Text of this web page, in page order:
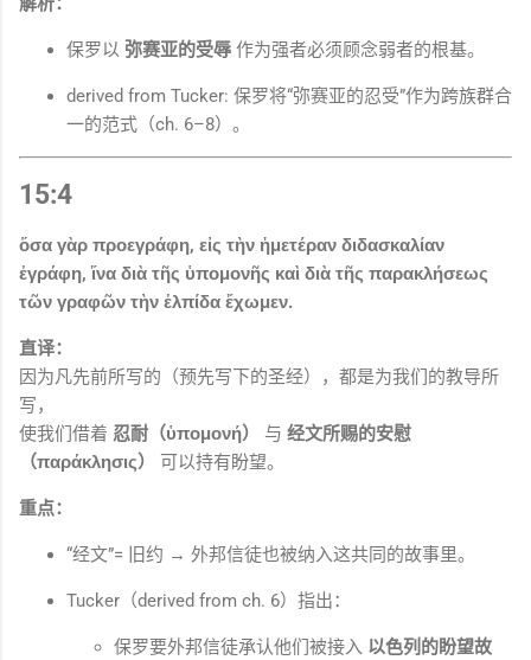
保罗以 弥赛亚的受辱 作为强者必须顾念弱者的根基。
derived from Tucker: 保罗将“弥赛亚的忍受”作为跨族群合
一的范式（ch. 6–8）。
15:4
ὅσα γὰρ προεγράφη, εἰς τὴν ἡμετέραν διδασκαλίαν
ἐγράφη, ἵνα διὰ τῆς ὑπομονῆς καὶ διὰ τῆς παρακλήσεως
τῶν γραφῶν τὴν ἐλπίδα ἔχωμεν.
直译：
因为凡先前所写的（预先写下的圣经），都是为我们的教导所
写，
使我们借着 忍耐（ὑπομονή） 与 经文所赐的安慰
（παράκλησις）
可以持有盼望。
重点：
“经文”= 旧约 → 外邦信徒也被纳入这共同的故事里。
Tucker（derived from ch. 6）指出：
保罗要外邦信徒承认他们被接入 以色列的盼望故